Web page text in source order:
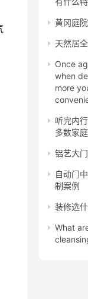
黄冈庭
天然居
Once
when
more
听完内
多数家
铝艺大
自动门
制案例
装修选
What